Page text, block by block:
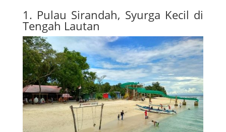
1. Pulau Sirandah, Syurga Kecil di
Tengah Lautan